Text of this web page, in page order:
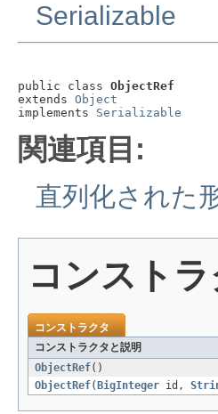
Serializable
public class ObjectRef
extends Object
implements Serializable
関連項目:
直列化された
コンスト
コンストラクタ
コンストラクタと説明
ObjectRef()
ObjectRef( BigInteger id,